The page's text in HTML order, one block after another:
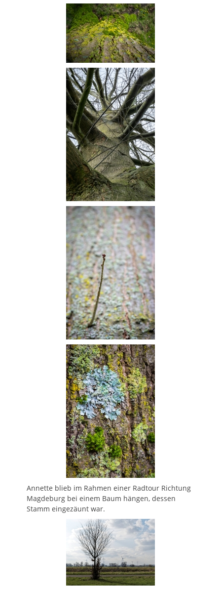
Annette blieb im Rahmen einer Radtour Richtung
Magdeburg bei einem Baum hängen, dessen
Stamm eingezäunt war.